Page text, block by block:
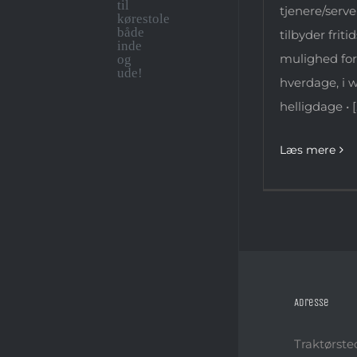
til
kørestole
både
og
tjenere/
tilbyder
mulighed
hverdage, i
helligdage •
Læs mere
Adresse